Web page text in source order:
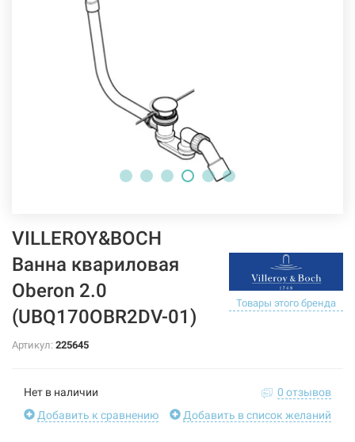
VILLEROY&BOCH
Ванна квариловая
Oberon 2.0
(UBQ170OBR2DV-01)
Товары этого бренда
Артикул: 225645
Нет в наличии
0 отзывов
Добавить к сравнению
Добавить в список желаний